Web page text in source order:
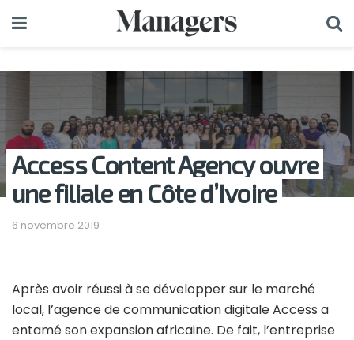
Access Content Agency ouvre
une filiale en Côte d’Ivoire
6 novembre 2019
Après avoir réussi à se développer sur le marché
local, l’agence de communication digitale Access a
entamé son expansion africaine. De fait, l’entreprise